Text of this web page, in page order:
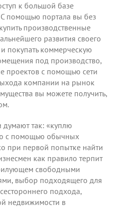
к большой базе
помощью портала вы без
производственные
развития своего
покупать коммерческую
под производство,
проектов с помощью сети
компании на рынок
вы можете получить,
так: «куплю
с помощью обычных
при первой попытке найти
как правило терпит
свободными
выбор подходящего для
подхода,
недвижимости в